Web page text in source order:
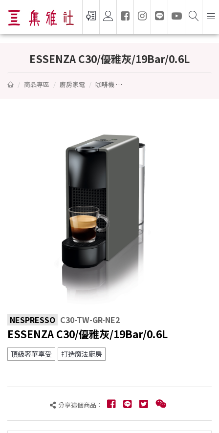
ESSENZA C30/優雅灰/19Bar/0.6L
商品專區 廚房家電 咖啡機
NESPRESSO C30-TW-GR-NE2
ESSENZA C30/優雅灰/19Bar/0.6L
頂級奢華享受 打造魔法廚房
分享這個商品：